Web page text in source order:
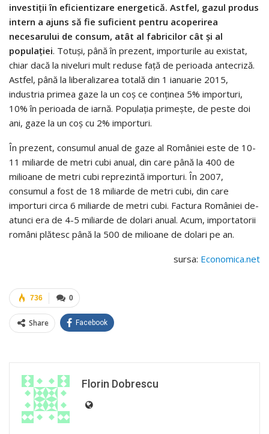
investiţii în eficientizare energetică. Astfel, gazul produs
intern a ajuns să fie suficient pentru acoperirea
necesarului de consum, atât al fabricilor cât şi al
populaţiei. Totuşi, până în prezent, importurile au existat,
chiar dacă la niveluri mult reduse faţă de perioada antecriză.
Astfel, până la liberalizarea totală din 1 ianuarie 2015,
industria primea gaze la un coş ce conţinea 5% importuri,
10% în perioada de iarnă. Populaţia primeşte, de peste doi
ani, gaze la un coş cu 2% importuri.
În prezent, consumul anual de gaze al României este de 10-
11 miliarde de metri cubi anual, din care până la 400 de
milioane de metri cubi reprezintă importuri. În 2007,
consumul a fost de 18 miliarde de metri cubi, din care
importuri circa 6 miliarde de metri cubi. Factura României de-
atunci era de 4-5 miliarde de dolari anual. Acum, importatorii
români plătesc până la 500 de milioane de dolari pe an.
sursa: Economica.net
0
736
Share Facebook
Florin Dobrescu